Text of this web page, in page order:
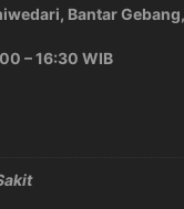
Bantar
– 16:30 WIB